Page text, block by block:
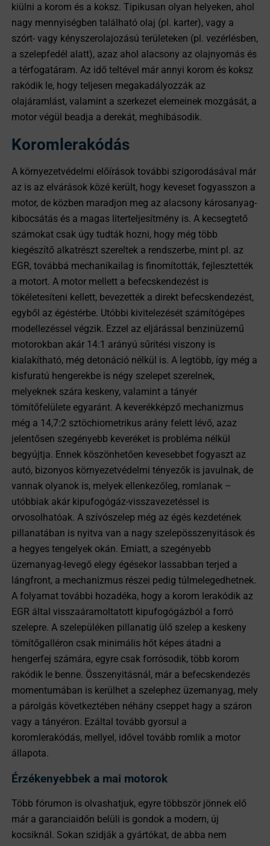
kiülni a korom és a koksz. Tipikusan olyan helyeken, ahol
nagy mennyiségben található olaj (pl. karter), vagy a
szórt- vagy kényszerolajozású területeken (pl. vezérlésben,
a szelepfedél alatt), azaz ahol alacsony az olajnyomás és
a térfogatáram. Az idő teltével már annyi korom és koksz
rakódik le, hogy teljesen megakadályozzák az
olajáramlást, valamint a szerkezet elemeinek mozgását, a
motor végül beadja a derekát, meghibásodik.
Koromlerakódás
A környezetvédelmi előírások további szigorodásával már
az is az elvárások közé került, hogy keveset fogyasszon a
motor, de közben maradjon meg az alacsony károsanyag-
kibocsátás és a magas literteljesítmény is. A kecsegtető
számokat csak úgy tudták hozni, hogy még több
kiegészítő alkatrészt szereltek a rendszerbe, mint pl. az
EGR, továbbá mechanikailag is finomították, fejlesztették
a motort. A motor mellett a befecskendezést is
tökéletesíteni kellett, bevezették a direkt befecskendezést,
egyből az égéstérbe. Utóbbi kivitelezését számítógépes
modellezéssel végzik. Ezzel az eljárással benzinüzemű
motorokban akár 14:1 arányú sűrítési viszony is
kialakítható, még detonáció nélkül is. A legtöbb, így még a
kisfuratú hengerekbe is négy szelepet szerelnek,
melyeknek szára keskeny, valamint a tányér
tömítőfelülete egyaránt. A keverékképző mechanizmus
még a 14,7:2 sztöchiometrikus arány felett lévő, azaz
jelentősen szegényebb keveréket is probléma nélkül
begyújtja. Ennek köszönhetően kevesebbet fogyaszt az
autó, bizonyos környezetvédelmi tényezők is javulnak, de
vannak olyanok is, melyek ellenkezőleg, romlanak –
utóbbiak akár kipufogógáz-visszavezetéssel is
orvosolhatóak. A szívószelep még az égés kezdetének
pillanatában is nyitva van a nagy szelepösszenyitások és
a hegyes tengelyek okán. Emiatt, a szegényebb
üzemanyag-levegő elegy égésekor lassabban terjed a
lángfront, a mechanizmus részei pedig túlmelegedhetnek.
A folyamat további hozadéka, hogy a korom lerakódik az
EGR által visszaáramoltatott kipufogógázból a forró
szelepre. A szelepüléken pillanatig ülő szelep a keskeny
tömítőgalléron csak minimális hőt képes átadni a
hengerfej számára, egyre csak forrósodik, több korom
rakódik le benne. Összenyitásnál, már a befecskendezés
momentumában is kerülhet a szelephez üzemanyag, mely
a párolgás következtében néhány cseppet hagy a száron
vagy a tányéron. Ezáltal tovább gyorsul a
koromlerakódás, mellyel, idővel tovább romlik a motor
állapota.
Érzékenyebbek a mai motorok
Több fórumon is olvashatjuk, egyre többször jönnek elő
már a garanciaidőn belüli is gondok a modern, új
kocsiknál. Sokan szidják a gyártókat, de abba nem